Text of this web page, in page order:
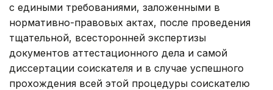
с едиными требованиями, заложенными в
нормативно-правовых актах, после проведения
тщательной, всесторонней экспертизы
документов аттестационного дела и самой
диссертации соискателя и в случае успешного
прохождения всей этой процедуры соискателю